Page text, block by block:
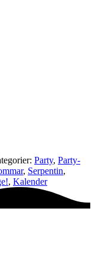
Party, Party­­
, Serpentin,
, Kalender